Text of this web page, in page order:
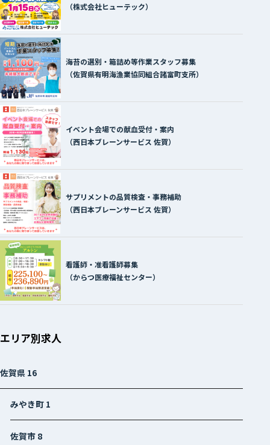
（株式会社ヒューテック）
海苔の選別・箱詰め等作業スタッフ募集
（佐賀県有明海漁業協同組合諸富町支所）
イベント会場での献血受付・案内
（西日本ブレーンサービス 佐賀）
サプリメントの品質検査・事務補助
（西日本ブレーンサービス 佐賀）
看護師・准看護師募集
（からつ医療福祉センター）
エリア別求人
佐賀県 16
みやき町 1
佐賀市 8